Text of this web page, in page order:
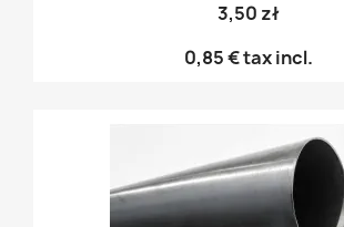
3,50 zł
0,85 €tax incl.